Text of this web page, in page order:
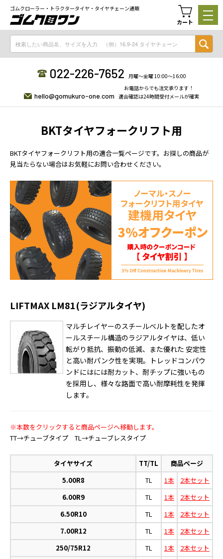
ゴムクローラー・トラクタータイヤ・タイヤチェーン通販
カート
022-226-7652 月曜〜金曜 10:00〜16:00
hello@gomukuro-one.com
お電話からでも注文承ります！
適合確認は24時間受付メールが確実
BKTタイヤフォークリフト用
BKTタイヤフォークリフト用の適合一覧ページです。お探しの商品が
見当たらない場合はお気軽にお問い合わせください。
LIFTMAX LM81(ラジアルタイヤ)
マルチレイヤーのスチールべルトを配したオ
ールスチール構造のラジアルタイヤは、低い
転がり抵抗、振動の低減、また優れた 安定性
と高い耐パンク性を実現。トレッドコンパウ
ンドにはには耐カット、耐チップに強いもの
を採用し、様々な路面で高い耐摩耗性を発揮
します。
※本数をクリックすると商品ページへ移動します。
TT→チューブタイプ TL→チューブレスタイプ
タイヤサイズ TT/TL
商品ページ
5.00R8
TL 1本
2本セット
6.00R9
TL 1本
2本セット
6.50R10
TL 1本
2本セット
7.00R12
TL 1本
2本セット
250/75R12
TL 1本
2本セット